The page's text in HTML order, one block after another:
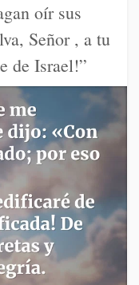
oír sus
Señor , a tu
de Israel!”